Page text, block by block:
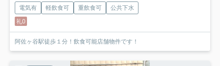
電気有 軽飲食可 重飲食可
公共下水
礼0
阿佐ヶ谷駅徒歩１分！飲食可能店舗物件です！